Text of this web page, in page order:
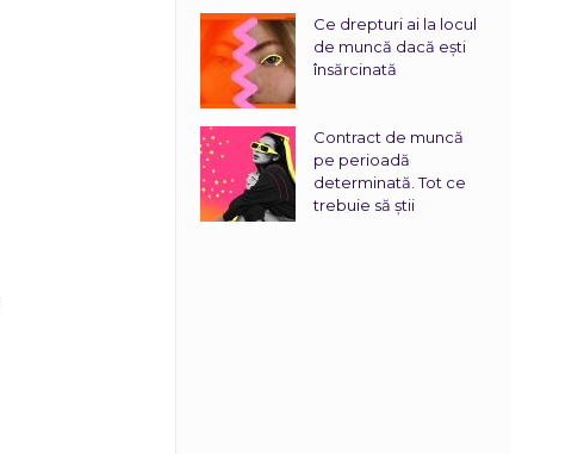
Ce drepturi ai la locul
de muncă dacă ești
însărcinată
Contract de muncă
pe perioadă
determinată. Tot ce
trebuie să știi